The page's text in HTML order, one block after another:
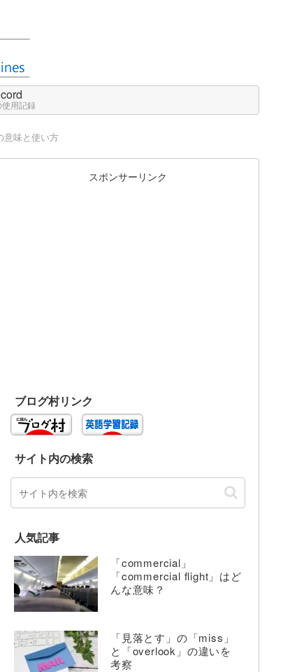
用記録
意味と使い方
スポンサーリンク
ブログ村リンク
サイト内の検索
人気記事
「commercial」
「commercial flight」はど
んな意味？
「見落とす」の「miss」
と「overlook」の違いを
考察